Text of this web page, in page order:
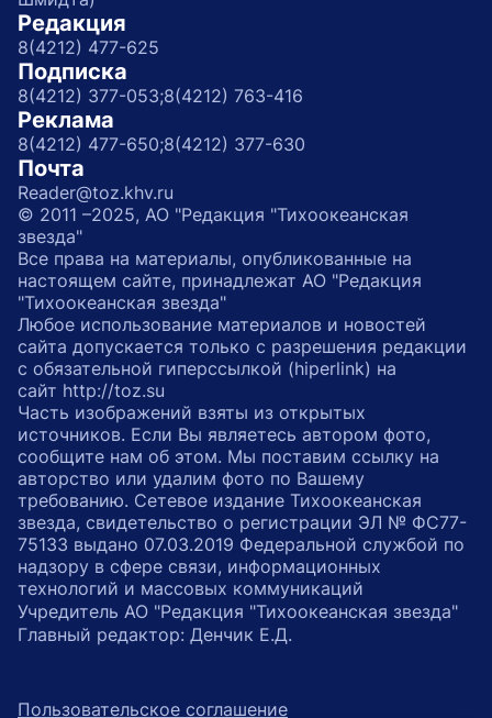
Редакция
8(4212) 477-625
Подписка
8(4212) 377-053;8(4212) 763-416
Реклама
8(4212) 477-650;8(4212) 377-630
Почта
Reader@toz.khv.ru
© 2011 –2025, АО "Редакция "Тихоокеанская
звезда"
Все права на материалы, опубликованные на
настоящем сайте, принадлежат АО "Редакция
"Тихоокеанская звезда"
Любое использование материалов и новостей
сайта допускается только с разрешения редакции
с обязательной гиперссылкой (hiperlink) на
сайт http://toz.su
Часть изображений взяты из открытых
источников. Если Вы являетесь автором фото,
сообщите нам об этом. Мы поставим ссылку на
авторство или удалим фото по Вашему
требованию. Сетевое издание Тихоокеанская
звезда, свидетельство о регистрации ЭЛ № ФС77-
75133 выдано 07.03.2019 Федеральной службой по
надзору в сфере связи, информационных
технологий и массовых коммуникаций
Учредитель АО "Редакция "Тихоокеанская звезда"
Главный редактор: Денчик Е.Д.
Пользовательское соглашение